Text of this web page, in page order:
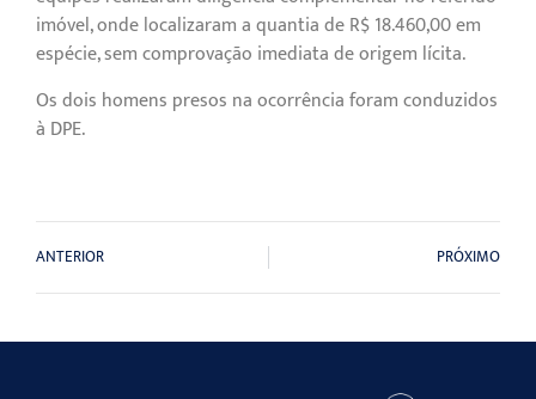
imóvel, onde localizaram a quantia de R$ 18.460,00 em
espécie, sem comprovação imediata de origem lícita.
Os dois homens presos na ocorrência foram conduzidos
à DPE.
ANTERIOR PRÓXIMO